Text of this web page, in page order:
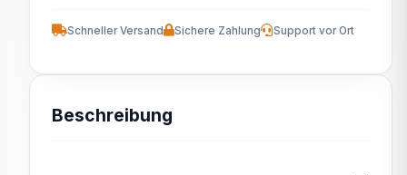
Schneller Versand Sichere Zahlung Support vor Ort
Beschreibung